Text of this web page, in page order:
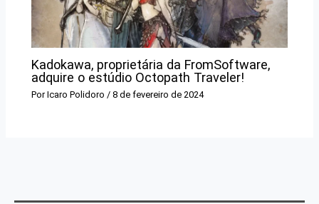
Kadokawa, proprietária da FromSoftware,
adquire o estúdio Octopath Traveler!
PorIcaro Polidoro/8 de fevereiro de 2024